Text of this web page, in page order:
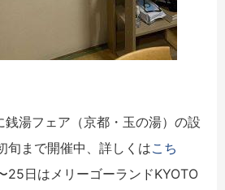
銭湯フェア（京都・玉の湯）の設
旬まで開催中、詳しくはこち
25日はメリーゴーランドKYOTO